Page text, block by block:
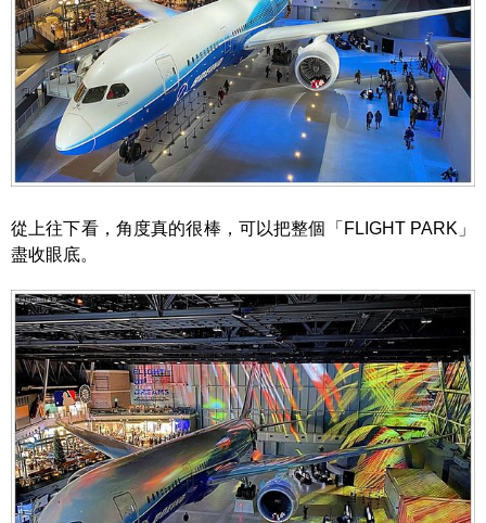
從上往下看，角度真的很棒，可以把整個「FLIGHT PARK」
盡收眼底。